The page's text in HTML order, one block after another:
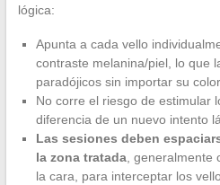
lógica:
Apunta a cada vello
contraste melanina/piel, lo que
paradójicos sin importar su color.
No corre el riesgo de estimular
diferencia de un nuevo intento
Las sesiones deben
la zona tratada, generalmente
la cara, para interceptar los